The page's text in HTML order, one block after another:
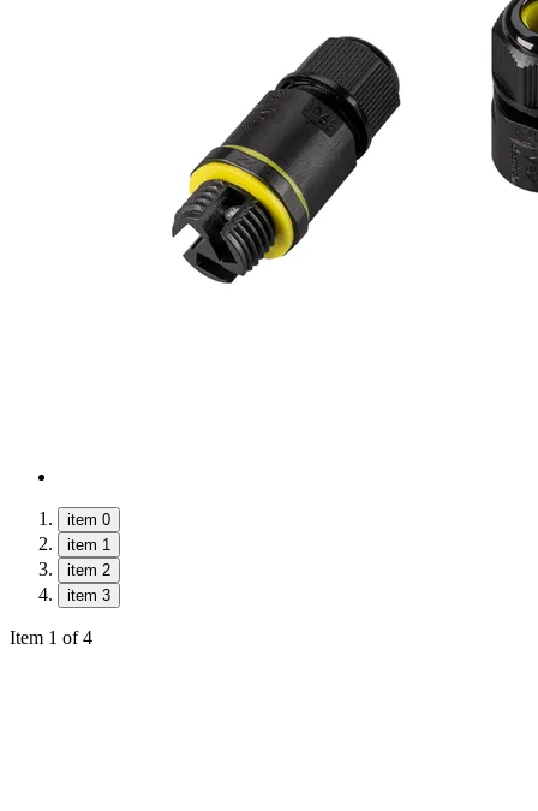
item 0
item 1
item 2
item 3
Item 1 of 4